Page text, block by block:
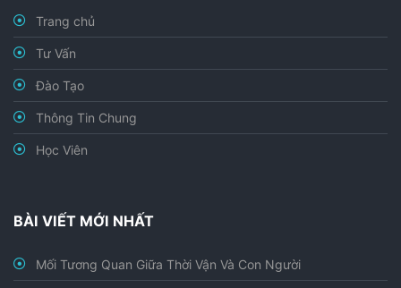
Trang chủ
Tư Vấn
Đào Tạo
Thông Tin Chung
Học Viên
BÀI VIẾT MỚI NHẤT
Mối Tương Quan Giữa Thời Vận Và Con Người